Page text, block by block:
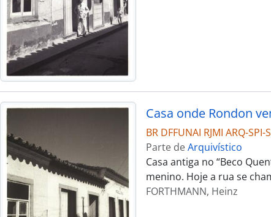
Casa onde Rondon
BR DFFUNAI RJMI ARQ-SPI-
Parte deArquivístico
Casa antiga no “Beco
menino. Hoje a rua se
FORTHMANN, Heinz